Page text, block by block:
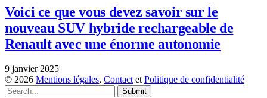
Voici ce que vous devez savoir sur le
nouveau SUV hybride rechargeable de
Renault avec une énorme autonomie
9 janvier 2025
© 2026 Mentions légales, ContactetPolitique de confidentialité
Submit